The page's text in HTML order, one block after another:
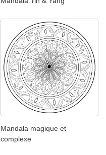
Mandala magique et
complexe